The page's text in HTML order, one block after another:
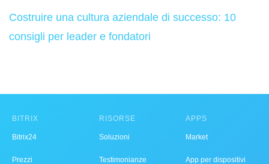
Costruire una cultura aziendale di successo: 10
consigli per leader e fondatori
BITRIX
Bitrix24
Prezzi
RISORSE
Soluzioni
Testimonianze
APPS
Market
App per dispositivi